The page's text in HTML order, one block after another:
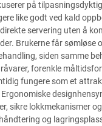
på
like godt ved kald
servering uten å
Brukerne får sømløse
siden samme
forenkle
fungere som et
sikre lokkmekanismer
og